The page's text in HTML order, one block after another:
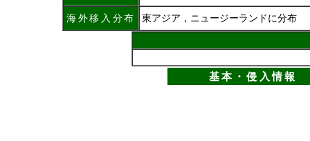
海外移入分布 東アジア，ニュージーランドに分布
基本・侵入情報